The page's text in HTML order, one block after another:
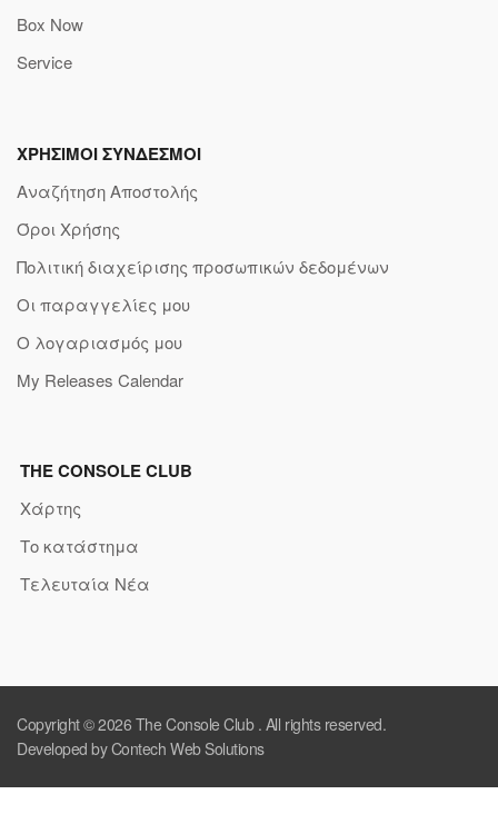
Box Now
Service
ΧΡΗΣΙΜΟΙ ΣΥΝΔΕΣΜΟΙ
Αναζήτηση Αποστολής
Όροι Χρήσης
Πολιτική διαχείρισης προσωπικών δεδομένων
Οι παραγγελίες μου
Ο λογαριασμός μου
My Releases Calendar
THE CONSOLE CLUB
Χάρτης
Το κατάστημα
Τελευταία Νέα
Copyright © 2026 The Console Club. All rights reserved.
Developed by Contech Web Solutions